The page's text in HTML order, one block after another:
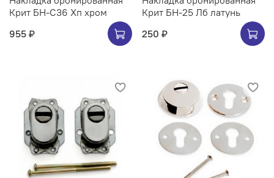
Крит БН-С36 Хп хром
955 ₽
Крит БН-25 Лб латунь
250 ₽